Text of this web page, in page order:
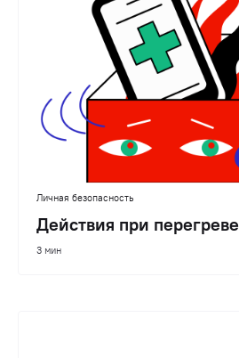
Личная безопасность
Действия при перегреве
3 мин